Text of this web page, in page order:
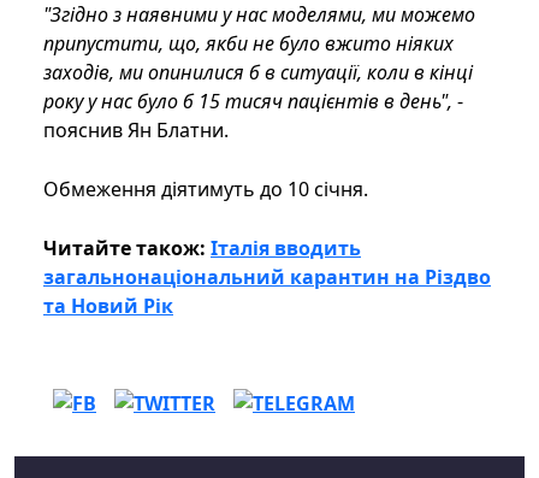
"Згідно з наявними у нас моделями, ми можемо
припустити, що, якби не було вжито ніяких
заходів, ми опинилися б в ситуації, коли в кінці
року у нас було б 15 тисяч пацієнтів в день", -
пояснив Ян Блатни.
Обмеження діятимуть до 10 січня.
Читайте також: Італія вводить
загальнонаціональний карантин на Різдво
та Новий Рік